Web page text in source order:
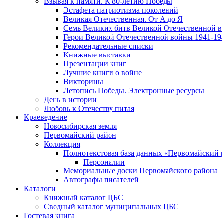
Эcтафета патриотизма поколений
Великая Отечественная. От А до Я
Семь Великих битв Великой Отечественной
Герои Великой Отечественной войны 1941-
Рекомендательные списки
Книжные выставки
Презентации книг
Лучшие книги о войне
Викторины
Летопись Победы. Электронные ресурсы
День в истории
Любовь к Отечеству питая
Краеведение
Новосибирская земля
Первомайский район
Коллекция
Полнотекстовая база данных «Первомайский
Персоналии
Мемориальные доски Первомайского района
Автографы писателей
Каталоги
Книжный каталог ЦБС
Сводный каталог муниципальных ЦБС
Гостевая книга